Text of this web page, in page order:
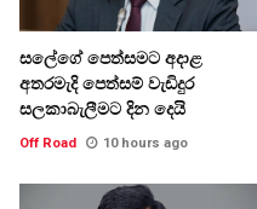
සලේගේ පෙත්සමට අදාළ
අතරමැදි පෙත්සම් වැඩිදුර
සලකාබැලීමට දින දෙයි
Off Road 10 hours ago